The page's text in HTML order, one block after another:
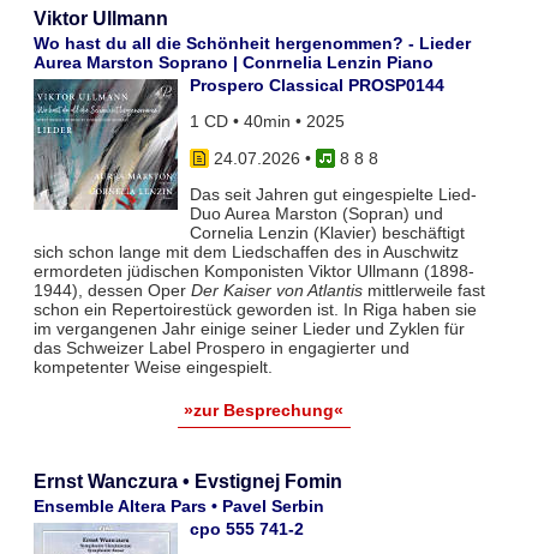
Viktor Ullmann
Wo hast du all die Schönheit hergenommen? - Lieder
Aurea Marston Soprano | Conrnelia Lenzin Piano
Prospero Classical PROSP0144
1 CD • 40min • 2025
24.07.2026 •
8 8 8
Das seit Jahren gut eingespielte Lied-
Duo Aurea Marston (Sopran) und
Cornelia Lenzin (Klavier) beschäftigt
sich schon lange mit dem Liedschaffen des in Auschwitz
ermordeten jüdischen Komponisten Viktor Ullmann (1898-
1944), dessen Oper Der Kaiser von Atlantismittlerweile fast
schon ein Repertoirestück geworden ist. In Riga haben sie
im vergangenen Jahr einige seiner Lieder und Zyklen für
das Schweizer Label Prospero in engagierter und
kompetenter Weise eingespielt.
»zur Besprechung«
Ernst Wanczura • Evstignej Fomin
Ensemble Altera Pars • Pavel Serbin
cpo 555 741-2